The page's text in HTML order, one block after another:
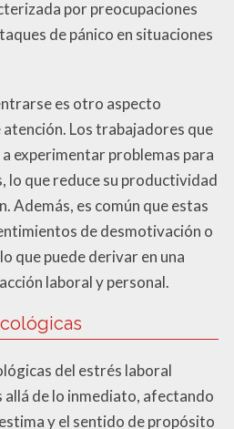
por preocupaciones
de pánico en situaciones
es otro aspecto
Los trabajadores que
experimentar problemas para
lo que reduce su productividad
Además, es común que estas
de desmotivación o
que puede derivar en una
laboral y personal.
del estrés laboral
allá de lo inmediato, afectando
y el sentido de propósito